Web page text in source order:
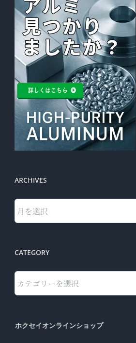
ARCHIVES
Archives
CATEGORY
Category
ホクセイオンラインショップ